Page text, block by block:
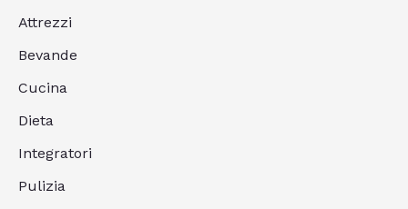
Attrezzi
Bevande
Cucina
Dieta
Integratori
Pulizia